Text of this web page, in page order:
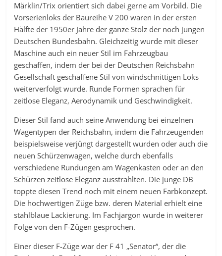
Märklin/Trix orientiert sich dabei gerne am Vorbild. Die
Vorserienloks der Baureihe V 200 waren in der ersten
Hälfte der 1950er Jahre der ganze Stolz der noch jungen
Deutschen Bundesbahn. Gleichzeitig wurde mit dieser
Maschine auch ein neuer Stil im Fahrzeugbau
geschaffen, indem der bei der Deutschen Reichsbahn
Gesellschaft geschaffene Stil von windschnittigen Loks
weiterverfolgt wurde. Runde Formen sprachen für
zeitlose Eleganz, Aerodynamik und Geschwindigkeit.
Dieser Stil fand auch seine Anwendung bei einzelnen
Wagentypen der Reichsbahn, indem die Fahrzeugenden
beispielsweise verjüngt dargestellt wurden oder auch die
neuen Schürzenwagen, welche durch ebenfalls
verschiedene Rundungen am Wagenkasten oder an den
Schürzen zeitlose Eleganz ausstrahlten. Die junge DB
toppte diesen Trend noch mit einem neuen Farbkonzept.
Die hochwertigen Züge bzw. deren Material erhielt eine
stahlblaue Lackierung. Im Fachjargon wurde in weiterer
Folge von den F-Zügen gesprochen.
Einer dieser F-Züge war der F 41 „Senator“, der die